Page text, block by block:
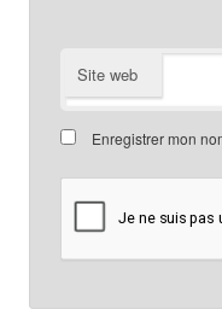
Site web
Enregistrer mon